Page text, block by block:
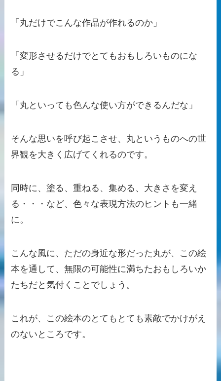
「丸だけでこんな作品が作れるのか」
「変形させるだけでとてもおもしろいものにな
る」
「丸といっても色んな使い方ができるんだな」
そんな思いを呼び起こさせ、丸というものへの世
界観を大きく広げてくれるのです。
同時に、塗る、重ねる、集める、大きさを変え
る・・・など、色々な表現方法のヒントも一緒
に。
こんな風に、ただの身近な形だった丸が、この絵
本を通して、無限の可能性に満ちたおもしろいか
たちだと気付くことでしょう。
これが、この絵本のとてもとても素敵でかけがえ
のないところです。